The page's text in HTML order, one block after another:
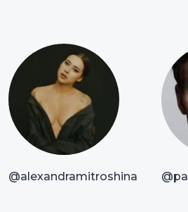
@alexandramitroshina